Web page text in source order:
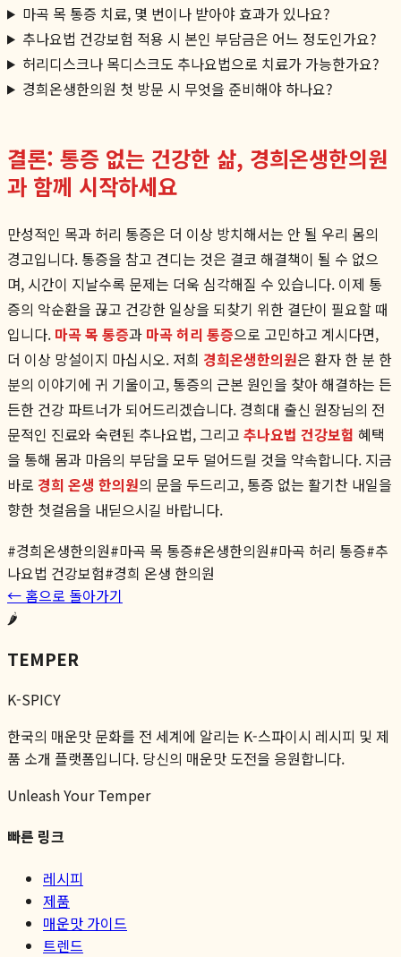
마곡 목 통증 치료, 몇 번이나 받아야 효과가 있나요?
추나요법 건강보험 적용 시 본인 부담금은 어느 정도인가요?
허리디스크나 목디스크도 추나요법으로 치료가 가능한가요?
경희온생한의원 첫 방문 시 무엇을 준비해야 하나요?
결론: 통증 없는 건강한 삶, 경희온생한의원
과 함께 시작하세요
만성적인 목과 허리 통증은 더 이상 방치해서는 안 될 우리 몸의
경고입니다. 통증을 참고 견디는 것은 결코 해결책이 될 수 없으
며, 시간이 지날수록 문제는 더욱 심각해질 수 있습니다. 이제 통
증의 악순환을 끊고 건강한 일상을 되찾기 위한 결단이 필요할 때
입니다. 마곡 목 통증과 마곡 허리 통증으로 고민하고 계시다면,
더 이상 망설이지 마십시오. 저희 경희온생한의원은 환자 한 분 한
분의 이야기에 귀 기울이고, 통증의 근본 원인을 찾아 해결하는 든
든한 건강 파트너가 되어드리겠습니다. 경희대 출신 원장님의 전
문적인 진료와 숙련된 추나요법, 그리고 추나요법 건강보험 혜택
을 통해 몸과 마음의 부담을 모두 덜어드릴 것을 약속합니다. 지금
바로 경희 온생 한의원의 문을 두드리고, 통증 없는 활기찬 내일을
향한 첫걸음을 내딛으시길 바랍니다.
#경희온생한의원#마곡 목 통증#온생한의원#마곡 허리 통증#추
나요법 건강보험#경희 온생 한의원
← 홈으로 돌아가기
🌶️
TEMPER
K-SPICY
한국의 매운맛 문화를 전 세계에 알리는 K-스파이시 레시피 및 제
품 소개 플랫폼입니다. 당신의 매운맛 도전을 응원합니다.
Unleash Your Temper
빠른 링크
레시피
제품
매운맛 가이드
트렌드